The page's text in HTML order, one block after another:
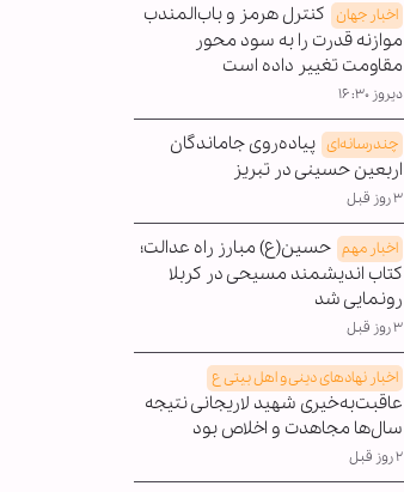
اخبار جهان کنترل هرمز و باب‌المندب
موازنه قدرت را به سود محور
مقاومت تغییر داده است
دیروز ۱۶:۳۰
چندرسانه‌ای پیاده‌روی جاماندگان
اربعین حسینی در تبریز
۳ روز قبل
اخبار مهم حسین(ع) مبارز راه عدالت؛
کتاب اندیشمند مسیحی در کربلا
رونمایی شد
۳ روز قبل
اخبار نهادهای دینی و اهل بیتی ع
عاقبت‌به‌خیری شهید لاریجانی نتیجه
سال‌ها مجاهدت و اخلاص بود
۲ روز قبل